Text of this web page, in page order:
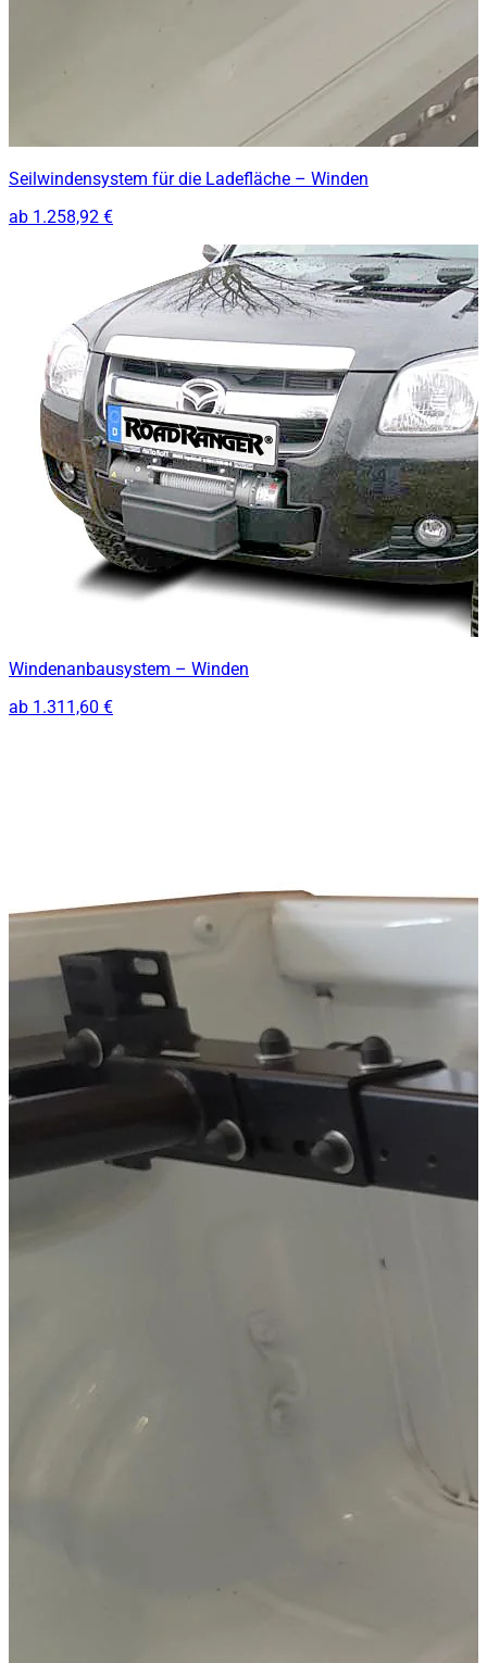
Seilwindensystem für die Ladefläche – Winden
ab 1.258,92 €
Windenanbausystem – Winden
ab 1.311,60 €